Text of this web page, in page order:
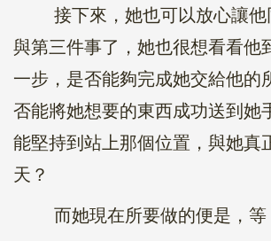
接下來，她也可以放心讓他
與第三件事了，她也很想看看他
一步，是否能夠完成她交給他的
否能將她想要的東西成功送到她
能堅持到站上那個位置，與她真
天？
而她現在所要做的便是，等